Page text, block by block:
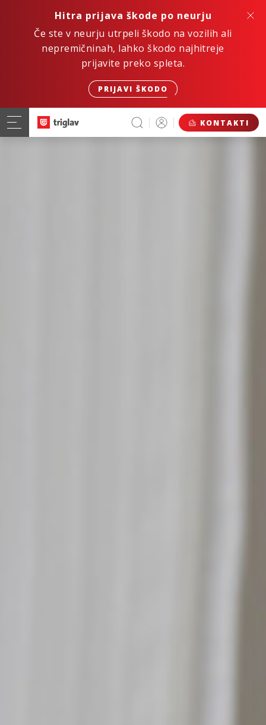
Hitra prijava škode po neurju
Če ste v neurju utrpeli škodo na vozilih ali
nepremičninah, lahko škodo najhitreje
prijavite preko spleta.
PRIJAVI ŠKODO
KONTAKTI